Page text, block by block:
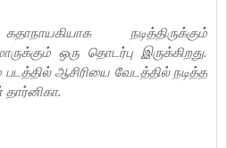
நடித்திருக்கும்
ஒரு தொடர்பு இருக்கிறது.
படத்தில் ஆசிரியை வேடத்தில் நடித்த